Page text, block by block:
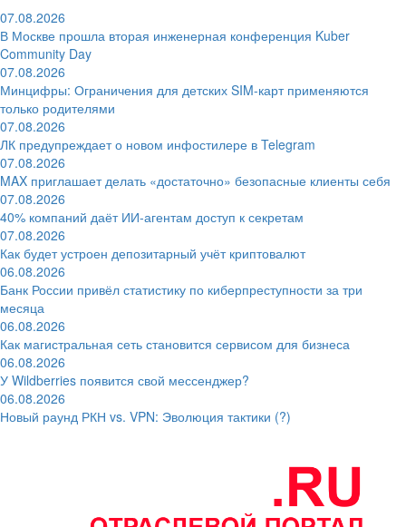
07.08.2026
В Москве прошла вторая инженерная конференция Kuber
Community Day
07.08.2026
Минцифры: Ограничения для детских SIM-карт применяются
только родителями
07.08.2026
ЛК предупреждает о новом инфостилере в Telegram
07.08.2026
MAX приглашает делать «достаточно» безопасные клиенты себя
07.08.2026
40% компаний даёт ИИ‑агентам доступ к секретам
07.08.2026
Как будет устроен депозитарный учёт криптовалют
06.08.2026
Банк России привёл статистику по киберпреступности за три
месяца
06.08.2026
Как магистральная сеть становится сервисом для бизнеса
06.08.2026
У Wildberries появится свой мессенджер?
06.08.2026
Новый раунд РКН vs. VPN: Эволюция тактики (?)